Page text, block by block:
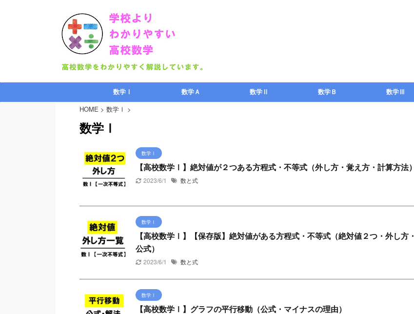
数学Ⅰ 数学Ａ 数学Ⅱ 数学Ｂ 数学Ⅲ
HOME > 数学Ⅰ >
数学Ⅰ
数学Ⅰ
【高校数学Ⅰ】絶対値が２つある方程式・不等式（外し方・覚え方・計算方法）
2023/6/1
数と式
数学Ⅰ
【高校数学Ⅰ】【保存版】絶対値がある方程式・不等式（絶対値２つ・外し方・
公式）
2023/6/1
数と式
数学Ⅰ
【高校数学Ⅰ】グラフの平行移動（公式・マイナスの理由）